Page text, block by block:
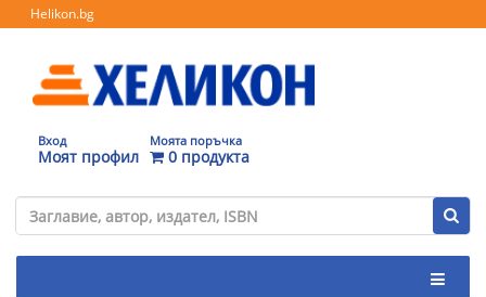
Helikon.bg
Вход
Моят профил
Моята поръчка
0 продукта